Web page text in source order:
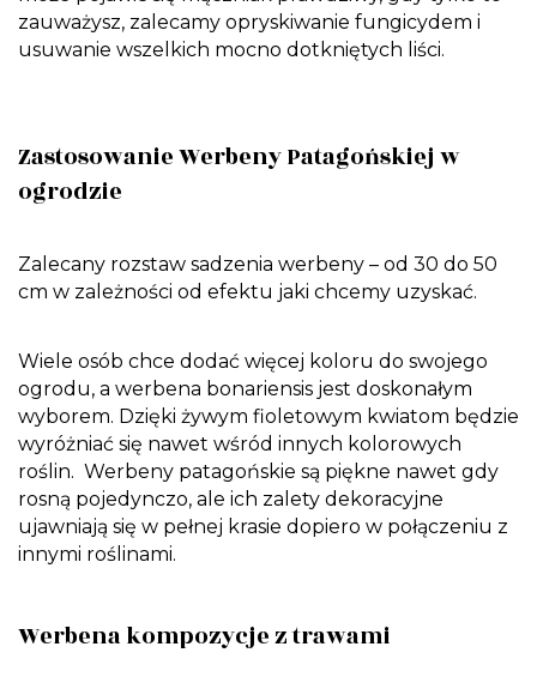
zauważysz, zalecamy opryskiwanie fungicydem i
usuwanie wszelkich mocno dotkniętych liści.
Zastosowanie Werbeny Patagońskiej w
ogrodzie
Zalecany rozstaw sadzenia werbeny – od 30 do 50
cm w zależności od efektu jaki chcemy uzyskać.
Wiele osób chce dodać więcej koloru do swojego
ogrodu, a werbena bonariensis jest doskonałym
wyborem. Dzięki żywym fioletowym kwiatom będzie
wyróżniać się nawet wśród innych kolorowych
roślin. Werbeny patagońskie są piękne nawet gdy
rosną pojedynczo, ale ich zalety dekoracyjne
ujawniają się w pełnej krasie dopiero w połączeniu z
innymi roślinami.
Werbena kompozycje z trawami